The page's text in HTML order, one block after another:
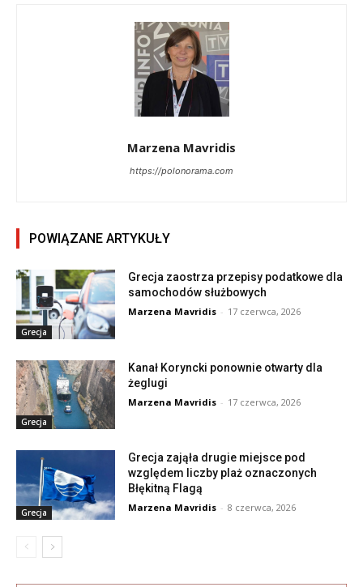
Marzena Mavridis
https://polonorama.com
POWIĄZANE ARTYKUŁY
Grecja
Grecja zaostrza przepisy podatkowe dla
samochodów służbowych
Marzena Mavridis - 17 czerwca, 2026
Grecja
Kanał Koryncki ponownie otwarty dla
żeglugi
Marzena Mavridis - 17 czerwca, 2026
Grecja
Grecja zająła drugie miejsce pod
względem liczby plaż oznaczonych
Błękitną Flagą
Marzena Mavridis - 8 czerwca, 2026